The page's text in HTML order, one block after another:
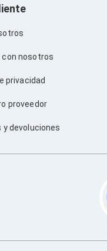
nosotros
privacidad
proveedor
y devoluciones